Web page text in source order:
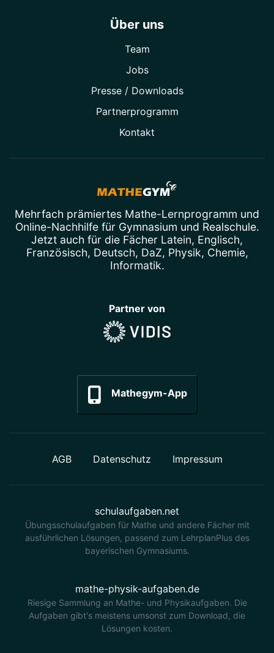
Über uns
Team
Jobs
Presse / Downloads
Partner­programm
Kontakt
Mehrfach prämiertes Mathe-Lernprogramm und
Online-Nachhilfefür Gymnasium und Realschule.
Jetzt auch für die Fächer Latein, Englisch,
Französisch, Deutsch, DaZ, Physik, Chemie,
Informatik.
Partner von
Mathegym-App
AGB Datenschutz Impressum
schulaufgaben.net
Übungsschulaufgaben für Mathe und andere Fächer mit
ausführlichen Lösungen, passend zum LehrplanPlus des
bayerischen Gymnasiums.
mathe-physik-aufgaben.de
Riesige Sammlung an Mathe- und Physikaufgaben. Die
Aufgaben gibt's meistens umsonst zum Download, die
Lösungen kosten.